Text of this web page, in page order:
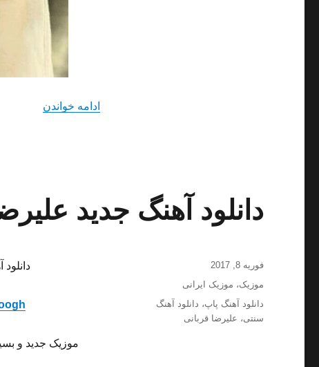
ادامه خواندن“دانلود
دانلود آهنگ جدید
موزیک جدید و
ارسال
شده
فوریه 8, 2017
دسته‌ها
موزیک، موزیک ایرانی
برچسب‌ها
دانلود آهنگ پاپ، دانلود آهنگ
سنتی، علیرضا قربانی